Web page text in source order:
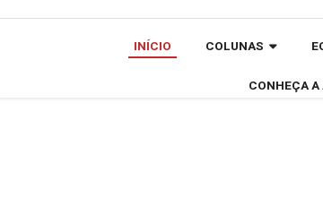
financiamento
imobiliárioINÍCIO COLUNAS
CONHEÇA